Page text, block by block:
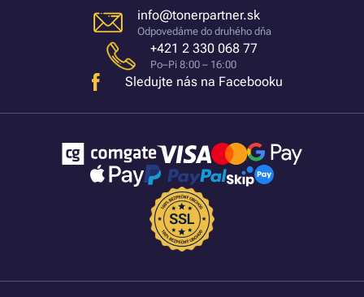
info@tonerpartner.sk
Odpovedáme do druhého dňa
+421 2 330 068 77
Po–Pi 8:00 – 16:00
Sledujte nás na Facebooku